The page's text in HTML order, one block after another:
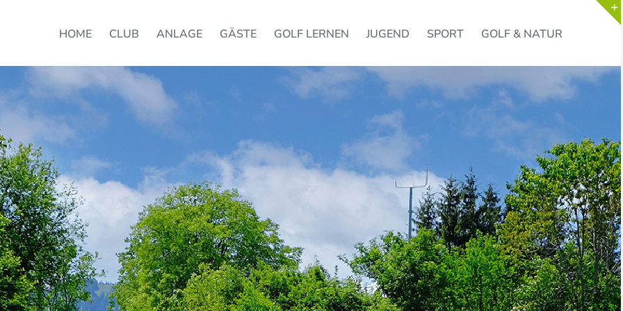
HOME CLUB ANLAGE GÄSTE GOLF LERNEN JUGEND SPORT GOLF & NATUR